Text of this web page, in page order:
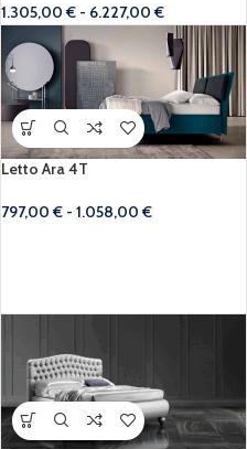
1.305,00€ - 6.227,00€
Letto Ara 4T
797,00€ - 1.058,00€